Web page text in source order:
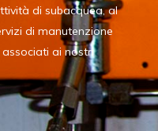
di subacquea, al
di manutenzione
ai nostri